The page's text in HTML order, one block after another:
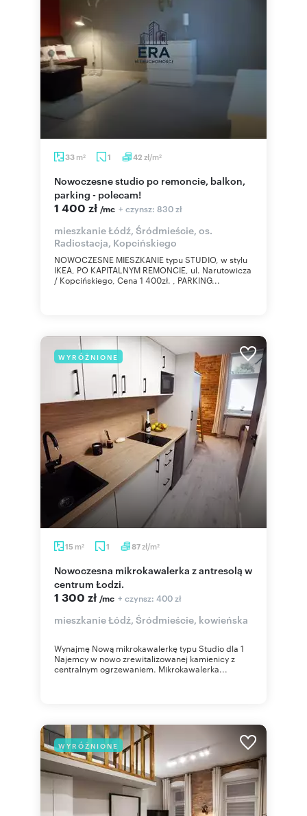
33 m2 1 42 zł/m2
Nowoczesne studio po remoncie, balkon,
parking - polecam!
1 400 zł /mc + czynsz: 830 zł
mieszkanie Łódź, Śródmieście, os.
Radiostacja, Kopcińskiego
NOWOCZESNE MIESZKANIE typu STUDIO, w stylu
IKEA, PO KAPITALNYM REMONCIE, ul. Narutowicza
/ Kopcińskiego, Cena 1 400zł. , PARKING...
WYRÓŻNIONE
15 m2 1 87zł/m2
Nowoczesna mikrokawalerka z antresolą w
centrum Łodzi.
1 300 zł /mc + czynsz: 400 zł
mieszkanie Łódź, Śródmieście, kowieńska
Wynajmę Nową mikrokawalerkę typu Studio dla 1
Najemcy w nowo zrewitalizowanej kamienicy z
centralnym ogrzewaniem. Mikrokawalerka...
WYRÓŻNIONE